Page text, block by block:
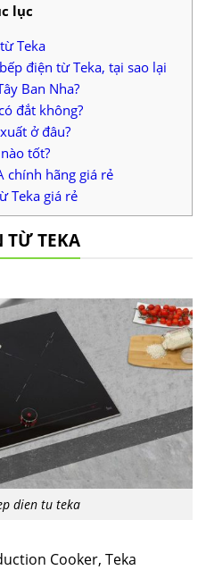
lục
Teka
điện từ Teka, tại sao lại
Ban Nha?
đắt không?
ở đâu?
tốt?
chính hãng giá rẻ
Teka giá rẻ
TỪ TEKA
dien tu teka
Cooker, Teka